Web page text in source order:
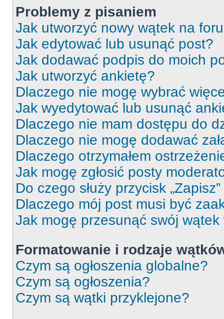
Problemy z pisaniem
Jak utworzyć nowy wątek na
Jak edytować lub usunąć post?
Jak dodawać podpis do moich
Jak utworzyć ankietę?
Dlaczego nie mogę wybrać
Jak wyedytować lub usunąć
Dlaczego nie mam dostępu do
Dlaczego nie mogę dodawać
Dlaczego otrzymałem
Jak mogę zgłosić posty
Do czego służy przycisk
Dlaczego mój post musi być
Jak mogę przesunąć swój wątek
Formatowanie i rodzaje
Czym są ogłoszenia globalne?
Czym są ogłoszenia?
Czym są wątki przyklejone?